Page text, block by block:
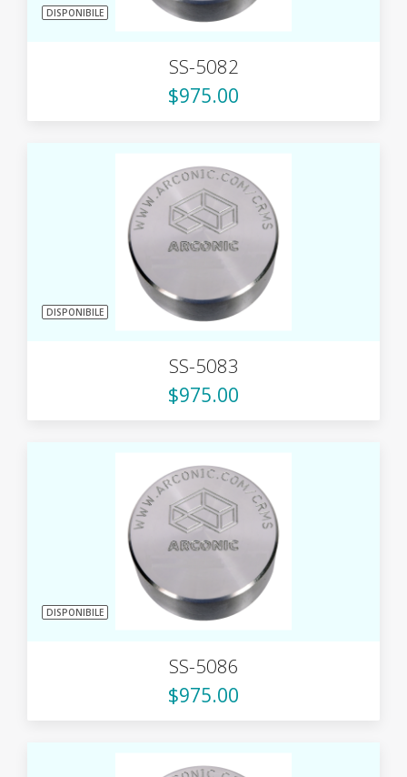
DISPONIBILE
SS-5082
$975.00
DISPONIBILE
SS-5083
$975.00
DISPONIBILE
SS-5086
$975.00